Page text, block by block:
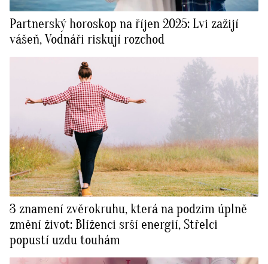
Partnerský horoskop na říjen 2025: Lvi zažijí
vášeň, Vodnáři riskují rozchod
3 znamení zvěrokruhu, která na podzim úplně
změní život: Blíženci srší energií, Střelci
popustí uzdu touhám